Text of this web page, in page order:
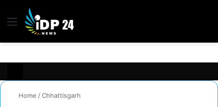
Menu
Home /Chhattisgarh